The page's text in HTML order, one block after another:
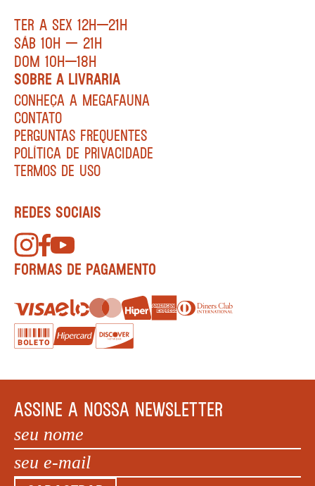
TER A SEX 12H—21H
SÁB 10H — 21H
DOM 10H—18H
SOBRE A LIVRARIA
CONHEÇA A MEGAFAUNA
CONTATO
PERGUNTAS FREQUENTES
POLÍTICA DE PRIVACIDADE
TERMOS DE USO
REDES SOCIAIS
FORMAS DE PAGAMENTO
ASSINE A NOSSA NEWSLETTER